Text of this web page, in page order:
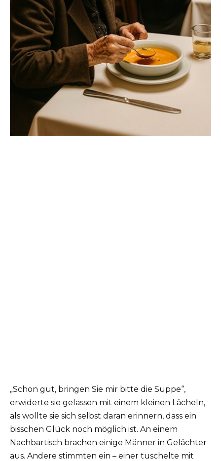
„Schon gut, bringen Sie mir bitte die Suppe“,
erwiderte sie gelassen mit einem kleinen Lächeln,
als wollte sie sich selbst daran erinnern, dass ein
bisschen Glück noch möglich ist. An einem
Nachbartisch brachen einige Männer in Gelächter
aus. Andere stimmten ein – einer tuschelte mit